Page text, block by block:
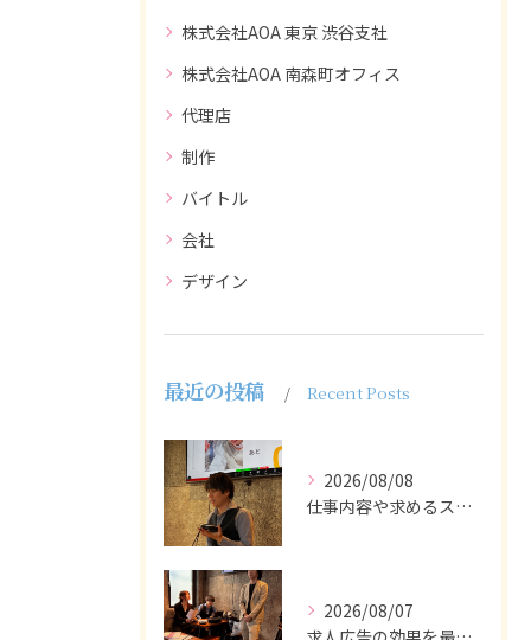
株式会社AOA 東京 渋谷支社
株式会社AOA 南森町オフィス
代理店
制作
バイトル
会社
デザイン
最近の投稿 Recent Posts
2026/08/08
仕事内容や求めるスキルを明確にし、ターゲット層に響くメッセー...
2026/08/07